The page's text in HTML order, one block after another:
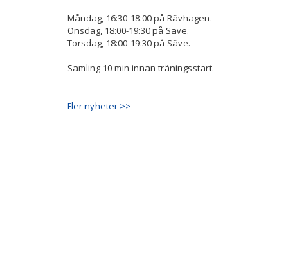
Måndag, 16:30-18:00 på Rävhagen.
Onsdag, 18:00-19:30 på Säve.
Torsdag, 18:00-19:30 på Säve.
Samling 10 min innan träningsstart.
Fler nyheter >>